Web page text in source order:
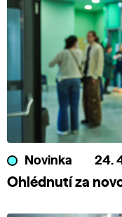
Novinka 24.
Ohlédnutí za